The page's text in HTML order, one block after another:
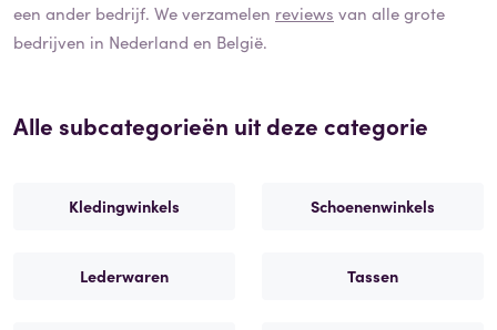
een ander bedrijf. We verzamelen reviews van alle grote
bedrijven in Nederland en België.
Alle subcategorieën uit deze categorie
Kledingwinkels Schoenenwinkels
Lederwaren Tassen